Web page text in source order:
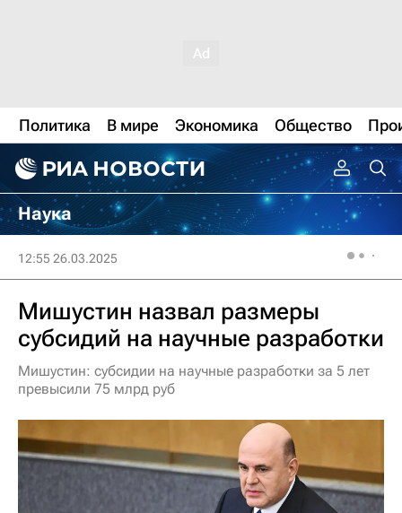
Политика В мире Экономика Общество
Наука
12:55 26.03.2025
Мишустин назвал размеры
субсидий на научные разработки
Мишустин: субсидии на научные разработки за 5 лет
превысили 75 млрд руб